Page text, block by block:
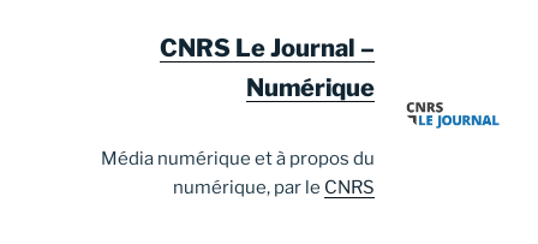
CNRS Le Journal –
Numérique
Média numérique et à propos du
numérique, par le CNRS